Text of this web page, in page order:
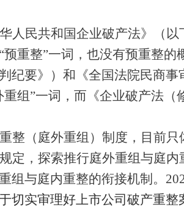
人民共和国企业破产法》（
“预重整”一词，也没有预重整
纪要》）和《全国法院民商
重组”一词，而《企业破产法
整（庭外重组）制度，目前
定，探索推行庭外重组与庭
组与庭内重整的衔接机制。
切实审理好上市公司破产重